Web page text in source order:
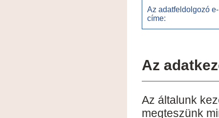
Az adatfeldolgozó
címe:
Az
Az általunk
megteszünk